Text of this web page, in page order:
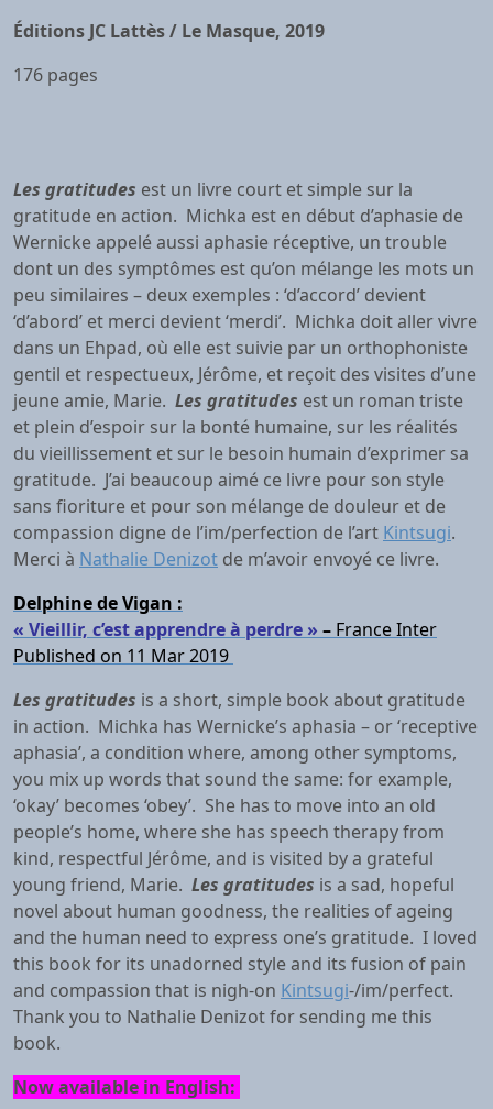
Éditions JC Lattès / Le Masque, 2019
176 pages
Les gratitudes est un livre court et simple sur la
gratitude en action. Michka est en début d’aphasie de
Wernicke appelé aussi aphasie réceptive, un trouble
dont un des symptômes est qu’on mélange les mots un
peu similaires – deux exemples : ‘d’accord’ devient
‘d’abord’ et merci devient ‘merdi’. Michka doit aller vivre
dans un Ehpad, où elle est suivie par un orthophoniste
gentil et respectueux, Jérôme, et reçoit des visites d’une
jeune amie, Marie. Les gratitudes est un roman triste
et plein d’espoir sur la bonté humaine, sur les réalités
du vieillissement et sur le besoin humain d’exprimer sa
gratitude. J’ai beaucoup aimé ce livre pour son style
sans fioriture et pour son mélange de douleur et de
compassion digne de l’im/perfection de l’art Kintsugi.
Merci à Nathalie Denizot de m’avoir envoyé ce livre.
Delphine de Vigan :
« Vieillir, c’est apprendre à perdre » – France Inter
Published on 11 Mar 2019
Les gratitudes is a short, simple book about gratitude
in action. Michka has Wernicke’s aphasia – or ‘receptive
aphasia’, a condition where, among other symptoms,
you mix up words that sound the same: for example,
‘okay’ becomes ‘obey’. She has to move into an old
people’s home, where she has speech therapy from
kind, respectful Jérôme, and is visited by a grateful
young friend, Marie. Les gratitudes is a sad, hopeful
novel about human goodness, the realities of ageing
and the human need to express one’s gratitude. I loved
this book for its unadorned style and its fusion of pain
and compassion that is nigh-on Kintsugi-/im/perfect.
Thank you to Nathalie Denizot for sending me this
book.
Now available in English: